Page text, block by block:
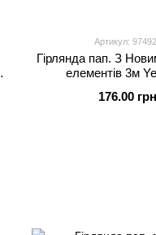
Артикул:
Гірлянда пап. З
елементів 3м
176.00 грн